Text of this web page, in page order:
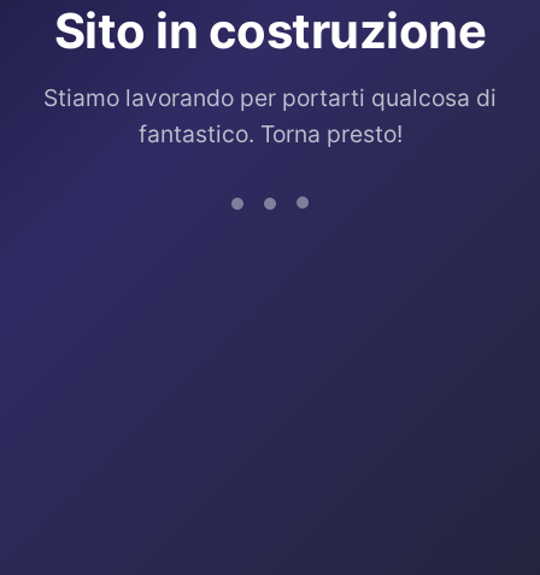
Sito in costruzione
Stiamo lavorando per portarti qualcosa di
fantastico. Torna presto!